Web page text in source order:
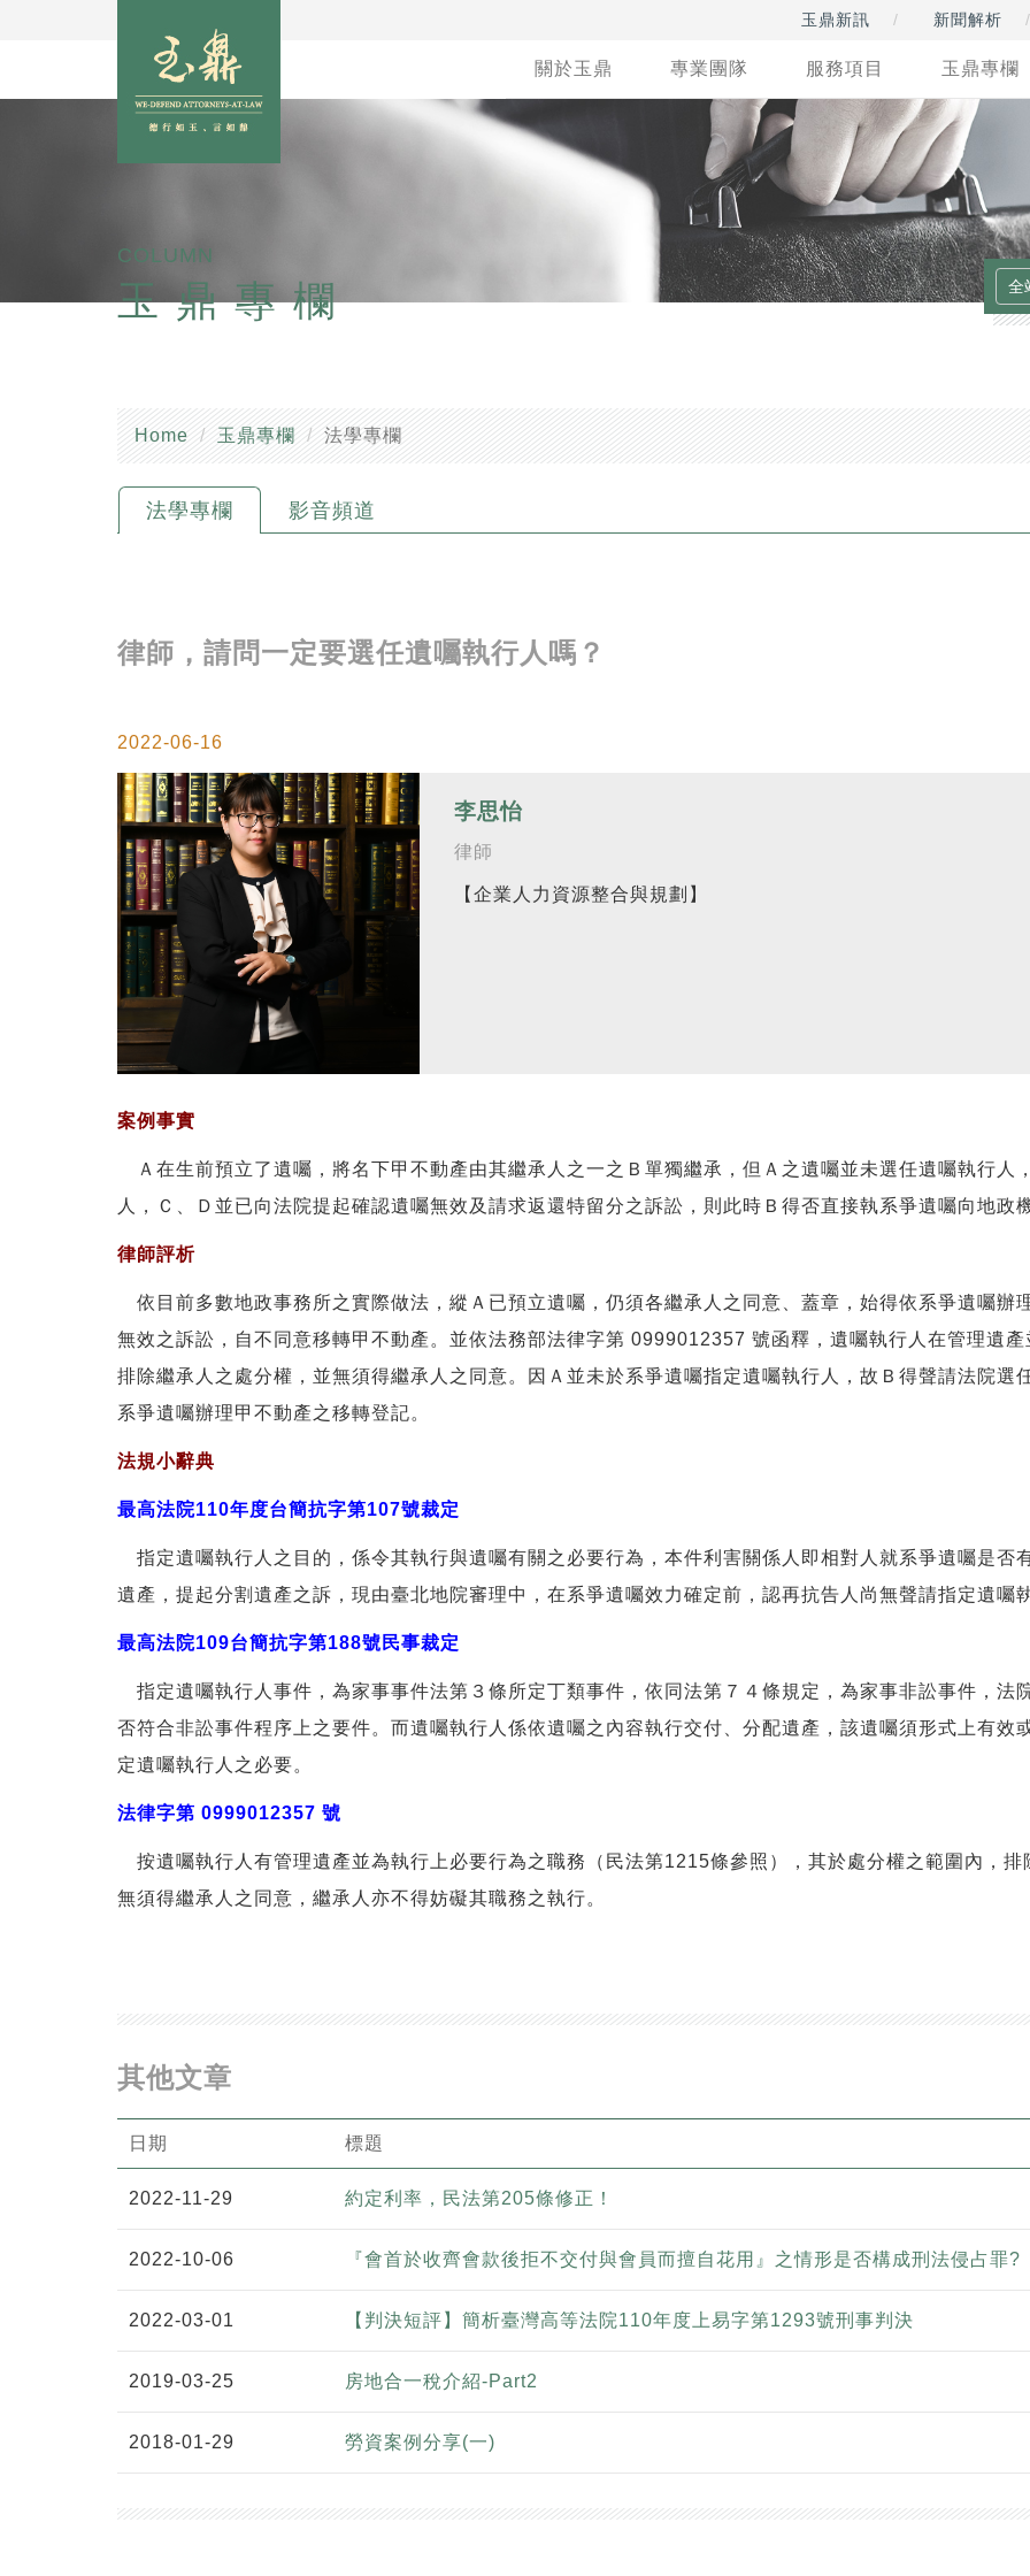
玉鼎新訊 新聞解析
關於玉鼎 專業團隊 服務項目 玉鼎專欄
COLUMN
玉鼎專欄
Home 玉鼎專欄 法學專欄
法學專欄 影音頻道
律師，請問一定要選任遺囑執行人嗎？
2022-06-16
李思怡
律師
【企業人力資源整合與規劃】
案例事實
Ａ在生前預立了遺囑，將名下甲不動產由其繼承人之一之Ｂ單獨繼承，但Ａ之遺囑並未選任遺囑執行人
人，Ｃ、Ｄ並已向法院提起確認遺囑無效及請求返還特留分之訴訟，則此時Ｂ得否直接執系爭遺囑向地政
律師評析
依目前多數地政事務所之實際做法，縱Ａ已預立遺囑，仍須各繼承人之同意、蓋章，始得依系爭遺囑辦
無效之訴訟，自不同意移轉甲不動產。並依法務部法律字第 0999012357 號函釋，遺囑執行人在管理遺
排除繼承人之處分權，並無須得繼承人之同意。因Ａ並未於系爭遺囑指定遺囑執行人，故Ｂ得聲請法院選
系爭遺囑辦理甲不動產之移轉登記。
法規小辭典
最高法院110年度台簡抗字第107號裁定
指定遺囑執行人之目的，係令其執行與遺囑有關之必要行為，本件利害關係人即相對人就系爭遺囑是否
遺產，提起分割遺產之訴，現由臺北地院審理中，在系爭遺囑效力確定前，認再抗告人尚無聲請指定遺囑
最高法院109台簡抗字第188號民事裁定
指定遺囑執行人事件，為家事事件法第３條所定丁類事件，依同法第７４條規定，為家事非訟事件，法
否符合非訟事件程序上之要件。而遺囑執行人係依遺囑之內容執行交付、分配遺產，該遺囑須形式上有效
定遺囑執行人之必要。
法律字第 0999012357 號
按遺囑執行人有管理遺產並為執行上必要行為之職務（民法第1215條參照），其於處分權之範圍內，
無須得繼承人之同意，繼承人亦不得妨礙其職務之執行。
其他文章
日期 標題
2022-11-29 約定利率，民法第205條修正！
2022-10-06 『會首於收齊會款後拒不交付與會員而擅自花用』之情形是否構成刑法侵占罪?
2022-03-01 【判決短評】簡析臺灣高等法院110年度上易字第1293號刑事判決
2019-03-25 房地合一稅介紹-Part2
2018-01-29 勞資案例分享(一)